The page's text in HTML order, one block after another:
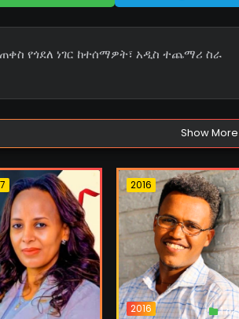
የጎደለ ነገር ከተሰማዎት፣ አዲስ ተጨማሪ ስራ
Show More
2016
2016 1 ስራ